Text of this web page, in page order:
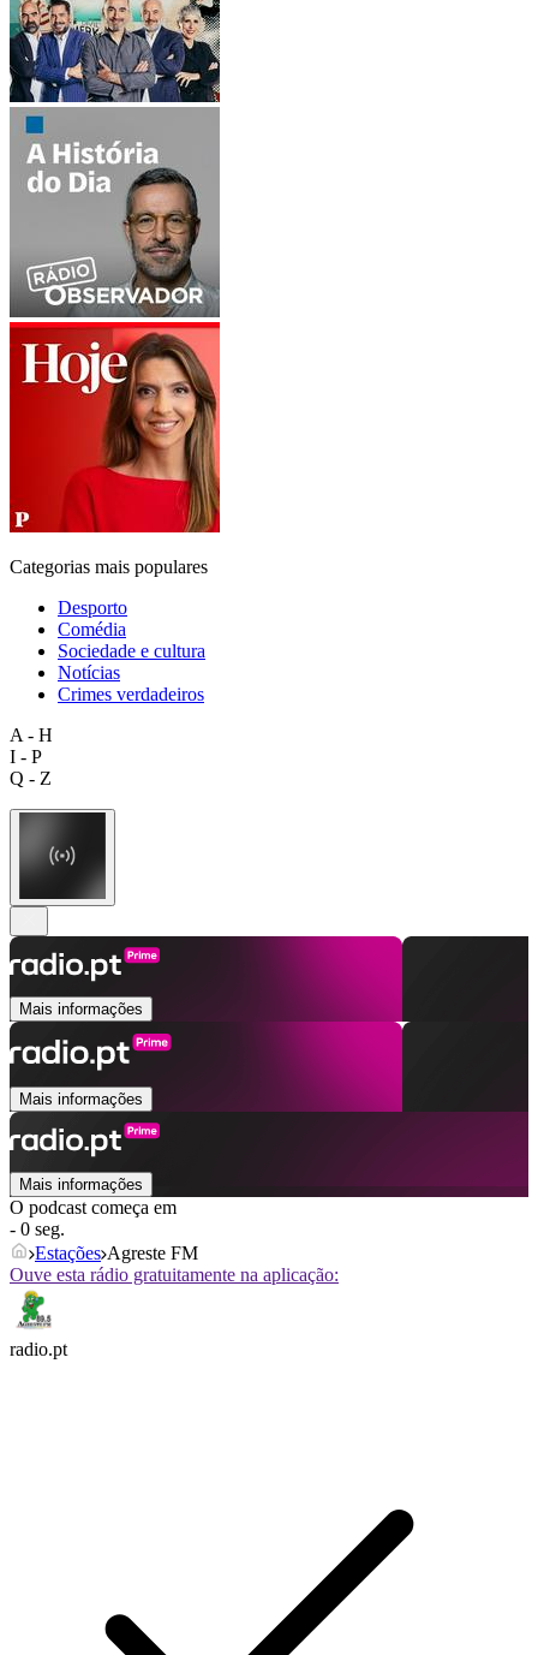
Categorias mais populares
Desporto
Comédia
Sociedade e cultura
Notícias
Crimes verdadeiros
A - H
I - P
Q - Z
Mais informações
Mais informações
Mais informações
O podcast começa em
- 0 seg.
Estações Agreste FM
Ouve esta rádio gratuitamente na aplicação:
radio.pt